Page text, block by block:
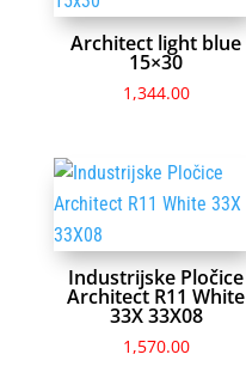
Architect light blue
15×30
1,344.00
Industrijske Pločice
Architect R11 White
33X 33X08
1,570.00